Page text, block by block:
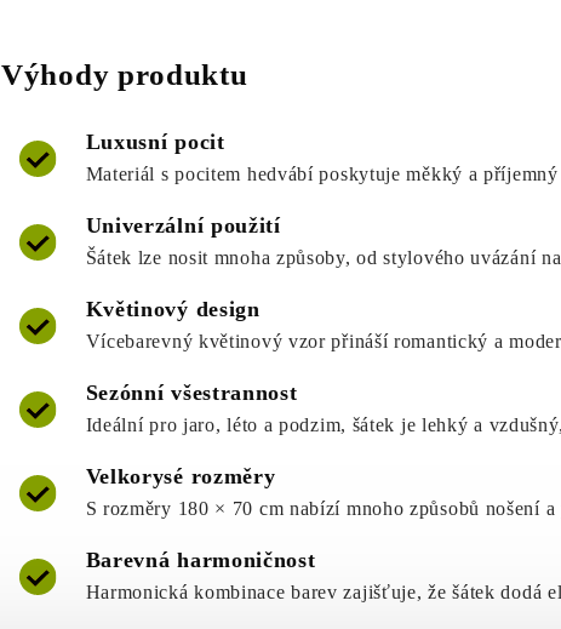
Výhody produktu
Luxusní pocit
Materiál s pocitem hedvábí poskytuje měkký a
Univerzální použití
Šátek lze nosit mnoha způsoby, od stylového uvázání
Květinový design
Vícebarevný květinový vzor přináší romantický a
Sezónní všestrannost
Ideální pro jaro, léto a podzim, šátek je lehký a
Velkorysé rozměry
S rozměry 180 × 70 cm nabízí mnoho způsobů nošení
Barevná harmoničnost
Harmonická kombinace barev zajišťuje, že šátek dodá